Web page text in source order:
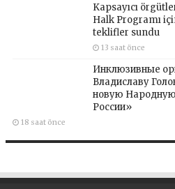
Kapsayıcı
Halk Programı
teklifler sundu
13 saat önce
Инклюзивные
Владиславу
новую
России»
18 saat önce